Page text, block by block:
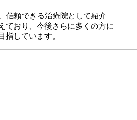
信頼できる治療院として紹介
ており、今後さらに多くの方に
指しています。